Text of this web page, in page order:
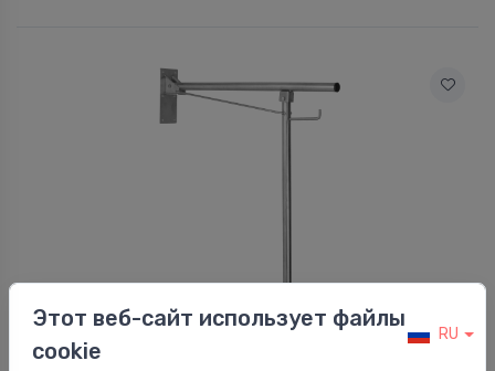
⬤Atbalsta rokturis Medinox, paceļams, ar atbalstu
Этот веб-сайт использует файлы
cookie
RU